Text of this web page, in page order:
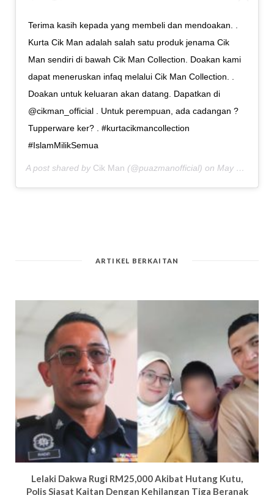
Terima kasih kepada yang membeli dan mendoakan. .
Kurta Cik Man adalah salah satu produk jenama Cik
Man sendiri di bawah Cik Man Collection. Doakan kami
dapat meneruskan infaq melalui Cik Man Collection. .
Doakan untuk keluaran akan datang. Dapatkan di
@cikman_official . Untuk perempuan, ada cadangan ?
Tupperware ker? . #kurtacikmancollection
#IslamMilikSemua
A post shared by Cik Man (@puazmanofficial) on May 5, 2020 at 12:21am PDT
ARTIKEL BERKAITAN
Lelaki Dakwa Rugi RM25,000 Akibat Hutang Kutu,
Polis Siasat Kaitan Dengan Kehilangan Tiga Beranak